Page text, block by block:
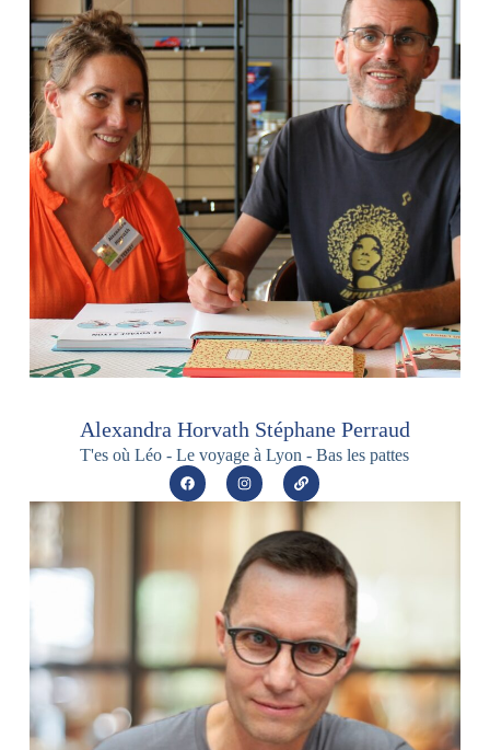
Alexandra Horvath Stéphane Perraud
T'es où Léo - Le voyage à Lyon - Bas les pattes